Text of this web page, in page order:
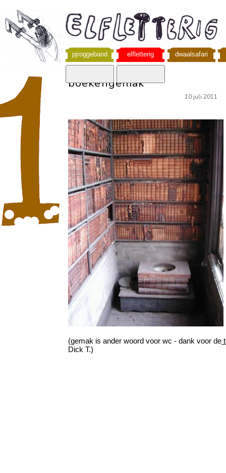
pjroggeband elfletterig dwaalsafari
boekengemak
10 juli 2011
(gemak is ander woord voor wc - dank voor de
Dick T.)